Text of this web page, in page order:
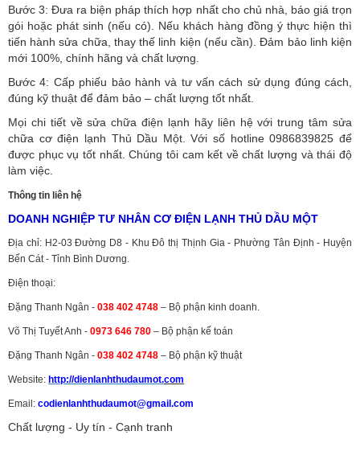
Bước 3: Đưa ra biện pháp thích hợp nhất cho chủ nhà, báo giá trọn
gói hoặc phát sinh (nếu có). Nếu khách hàng đồng ý thực hiện thì
tiến hành sửa chữa, thay thế linh kiện (nếu cần). Đảm bảo linh kiện
mới 100%, chính hãng và chất lượng.
Bước 4: Cấp phiếu bảo hành và tư vấn cách sử dụng đúng cách,
đúng kỹ thuật để đảm bảo – chất lượng tốt nhất.
Mọi chi tiết về sửa chữa điện lạnh hãy liên hệ với trung tâm sửa
chữa cơ điện lạnh Thủ Dầu Một. Với số hotline 0986839825 để
được phục vụ tốt nhất. Chúng tôi cam kết về chất lượng và thái độ
làm việc.
Thông tin liên hệ
DOANH NGHIỆP TƯ NHÂN CƠ ĐIỆN LẠNH THỦ DẦU MỘT
Địa chỉ: H2-03 Đường D8 - Khu Đô thị Thịnh Gia - Phường Tân Định - Huyện
Bến Cát - Tỉnh Bình Dương.
Điện thoại:
Đặng Thanh Ngân - 038 402 4748 – Bộ phận kinh doanh.
Võ Thị Tuyết Anh - 0973 646 780 – Bộ phận kế toán
Đặng Thanh Ngân - 038 402 4748 – Bộ phận kỹ thuật
Website: http://dienlanhthudaumot.com
Email: codienlanhthudaumot@gmail.com
Chất lượng - Uy tín - Cạnh tranh